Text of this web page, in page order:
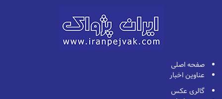
صفحه اصلی
عناوین اخبار
گالری عکس